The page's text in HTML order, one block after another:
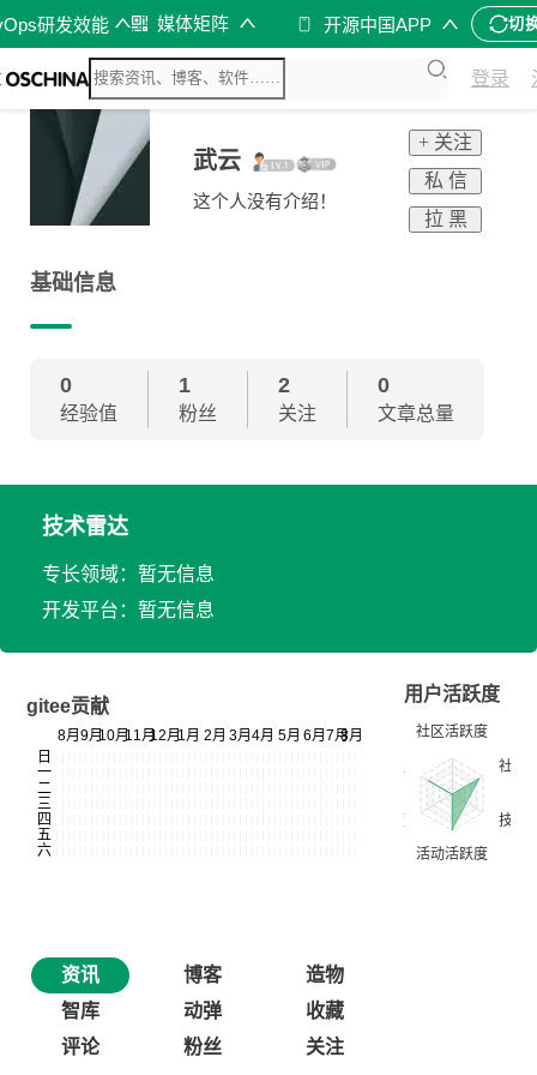
研发效能 媒体矩阵 开源中国APP 切
登录
武云
这个人没有介绍！
+ 关注
私 信
拉 黑
基础信息
0
经验值
1
粉丝
2
关注
0
文章总量
技术雷达
专长领域：暂无信息
开发平台：暂无信息
gitee贡献
用户活跃度
资讯 博客
造物
智库
动弹
收藏
评论
粉丝 关注